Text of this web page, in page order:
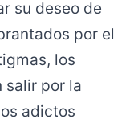
su deseo de
por el
los
salir por la
adictos